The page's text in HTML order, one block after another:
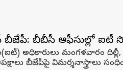
బీజేపీ: బీబీసీ ఆఫీసుల్లో
అధికారులు మంగళవారం
బీజేపీపై విమర్శనాస్త్రాలు